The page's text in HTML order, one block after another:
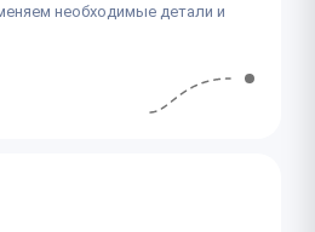
необходимые детали и